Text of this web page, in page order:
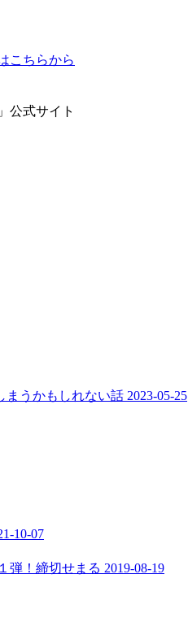
ちらから
公式サイト
まうかもしれない話 2023-05-25
10-07
弾！締切せまる 2019-08-19